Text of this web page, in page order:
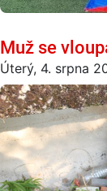
Muž se
Úterý, 4. srpna